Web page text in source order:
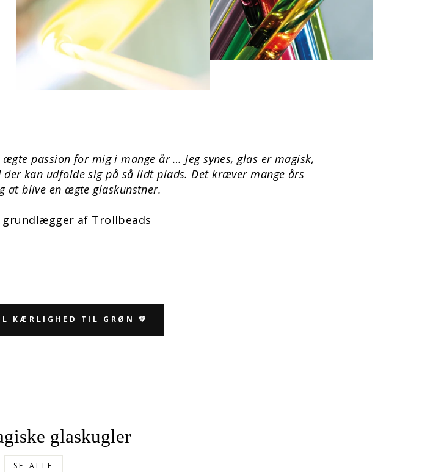
passion for mig i mange år … Jeg synes, glas er magisk,
kan udfolde sig på så lidt plads. Det kræver mange års
at blive en ægte glaskunstner.
grundlægger af Trollbeads
KÆRLIGHED TIL GRØN 💚
glaskugler
SE ALLE